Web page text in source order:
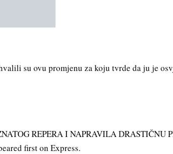
su ovu promjenu za koju tvrde da ju je
REPERA I NAPRAVILA DRASTIČNU
first on Express.